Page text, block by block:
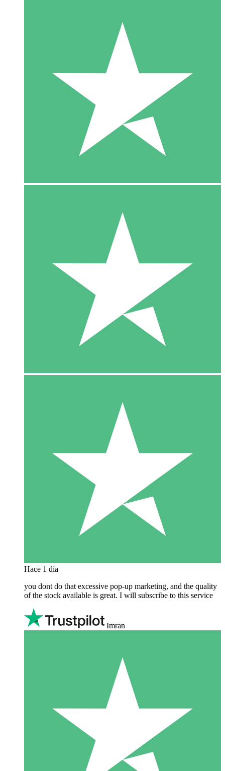
Hace 1 día
you dont do that excessive pop-up marketing, and the quality
of the stock available is great. I will subscribe to this service
Imran